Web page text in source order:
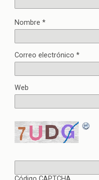
Nombre *
Correo electrónico *
Web